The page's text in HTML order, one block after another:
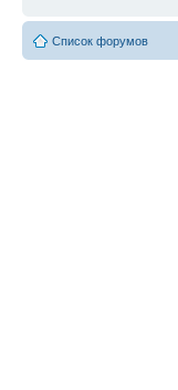
Список форумов